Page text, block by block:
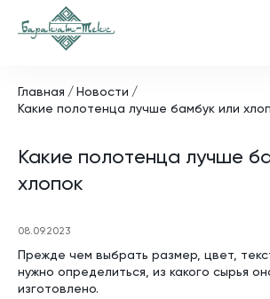
Главная
Новости
Какие полотенца лучше бамбук или
Какие полотенца лучше
хлопок
08.09.2023
Прежде чем выбрать размер, цвет,
нужно определиться, из какого сырья
изготовлено.